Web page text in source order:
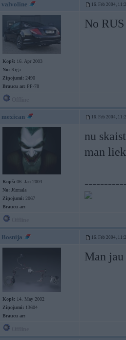
valvoline 16. Feb 2004,
Kopš: 16. Apr 2003
No: Rīga
Ziņojumi: 2490
Braucu ar: PP-78
No
mexican 16. Feb 2004,
Kopš: 06. Jan 2004
No: Jūrmala
Ziņojumi: 2067
Braucu ar:
nu
man
Bosnija 16. Feb 2004,
Kopš: 14. May 2002
Ziņojumi: 13604
Braucu ar:
Man jau